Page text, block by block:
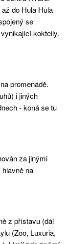
do Hula Hula
se
kokteily.
promenádě.
i jiných
- koná se tu
za jinými
na
z přístavu (dál
(Zoo, Luxuria,